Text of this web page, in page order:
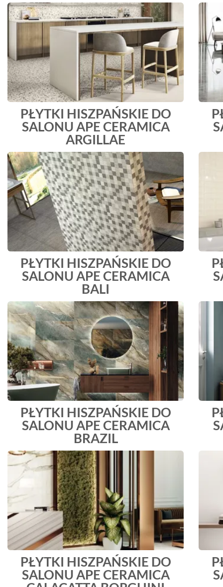
PŁYTKI HISZPAŃSKIE DO
SALONU APE CERAMICA
ARGILLAE
PŁYTKI HISZPAŃSKIE DO
SALONU APE CERAMICA
BALI
PŁYTKI HISZPAŃSKIE DO
SALONU APE CERAMICA
BRAZIL
PŁYTKI HISZPAŃSKIE DO
SALONU APE CERAMICA